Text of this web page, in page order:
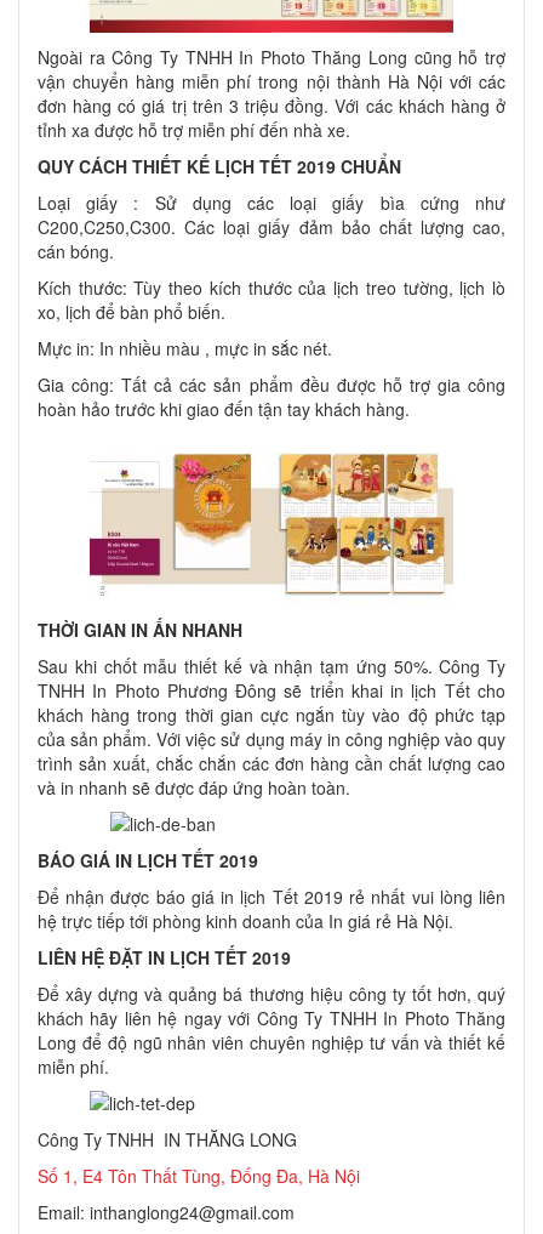
Ngoài ra Công Ty TNHH In Photo Thăng Long cũng hỗ trợ
vận chuyển hàng miễn phí trong nội thành Hà Nội với các
đơn hàng có giá trị trên 3 triệu đồng. Với các khách hàng ở
tỉnh xa được hỗ trợ miễn phí đến nhà xe.
QUY CÁCH THIẾT KẾ LỊCH TẾT 2019 CHUẨN
Loại giấy : Sử dụng các loại giấy bìa cứng như
C200,C250,C300. Các loại giấy đảm bảo chất lượng cao,
cán bóng.
Kích thước: Tùy theo kích thước của lịch treo tường, lịch lò
xo, lịch để bàn phổ biến.
Mực in: In nhiều màu , mực in sắc nét.
Gia công: Tất cả các sản phẩm đều được hỗ trợ gia công
hoàn hảo trước khi giao đến tận tay khách hàng.
THỜI GIAN IN ẤN NHANH
Sau khi chốt mẫu thiết kế và nhận tạm ứng 50%. Công Ty
TNHH In Photo Phương Đông sẽ triển khai in lịch Tết cho
khách hàng trong thời gian cực ngắn tùy vào độ phức tạp
của sản phẩm. Với việc sử dụng máy in công nghiệp vào quy
trình sản xuất, chắc chắn các đơn hàng cần chất lượng cao
và in nhanh sẽ được đáp ứng hoàn toàn.
BÁO GIÁ IN LỊCH TẾT 2019
Để nhận được báo giá in lịch Tết 2019 rẻ nhất vui lòng liên
hệ trực tiếp tới phòng kinh doanh của In giá rẻ Hà Nội.
LIÊN HỆ ĐẶT IN LỊCH TẾT 2019
Để xây dựng và quảng bá thương hiệu công ty tốt hơn, quý
khách hãy liên hệ ngay với Công Ty TNHH In Photo Thăng
Long để độ ngũ nhân viên chuyên nghiệp tư vấn và thiết kế
miễn phí.
Công Ty TNHH IN THĂNG LONG
Số 1, E4 Tôn Thất Tùng, Đống Đa, Hà Nội
Email: inthanglong24@gmail.com